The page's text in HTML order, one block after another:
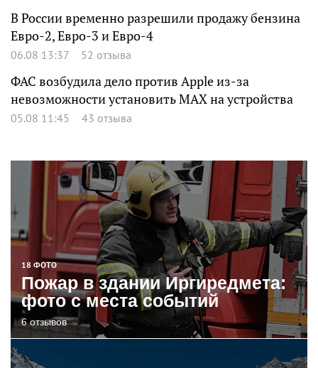
В России временно разрешили продажу бензина
Евро-2, Евро-3 и Евро-4
06.08 13:37 52 отзыва
ФАС возбудила дело против Apple из-за
невозможности установить MAX на устройства
05.08 11:45 43 отзыва
18 ФОТО
Пожар в здании Иргиредмета:
фото с места событий
6 отзывов